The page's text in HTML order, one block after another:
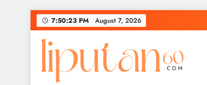
Skip
to
content
7:50:24 PM August 7, 2026